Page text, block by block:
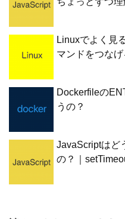
Linuxでよく見
マンドをつな
Dockerfileの
うの？
JavaScriptはど
の？｜